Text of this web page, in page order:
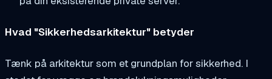
Hvad "Sikkerhedsarkitektur" betyder
Tænk på arkitektur som et grundplan for sikkerhed. I